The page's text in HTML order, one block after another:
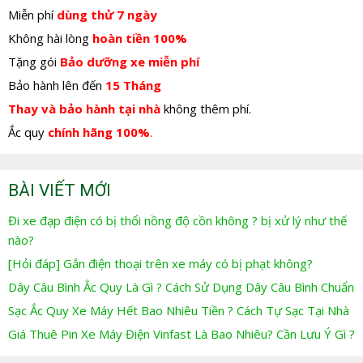
Miễn phí dùng thử 7 ngày
Không hài lòng hoàn tiền 100%
Tặng gói Bảo dưỡng xe miễn phí
Bảo hành lên đến 15 Tháng
Thay và bảo hành tại nhà không thêm phí.
Ắc quy chính hãng 100%.
BÀI VIẾT MỚI
Đi xe đạp điện có bị thổi nồng độ cồn không ? bị xử lý như thế
nào?
[Hỏi đáp] Gắn điện thoại trên xe máy có bị phạt không?
Dây Câu Bình Ắc Quy Là Gì ? Cách Sử Dụng Dây Câu Bình Chuẩn
Sạc Ắc Quy Xe Máy Hết Bao Nhiêu Tiền ? Cách Tự Sạc Tại Nhà
Giá Thuê Pin Xe Máy Điện Vinfast Là Bao Nhiêu? Cần Lưu Ý Gì ?